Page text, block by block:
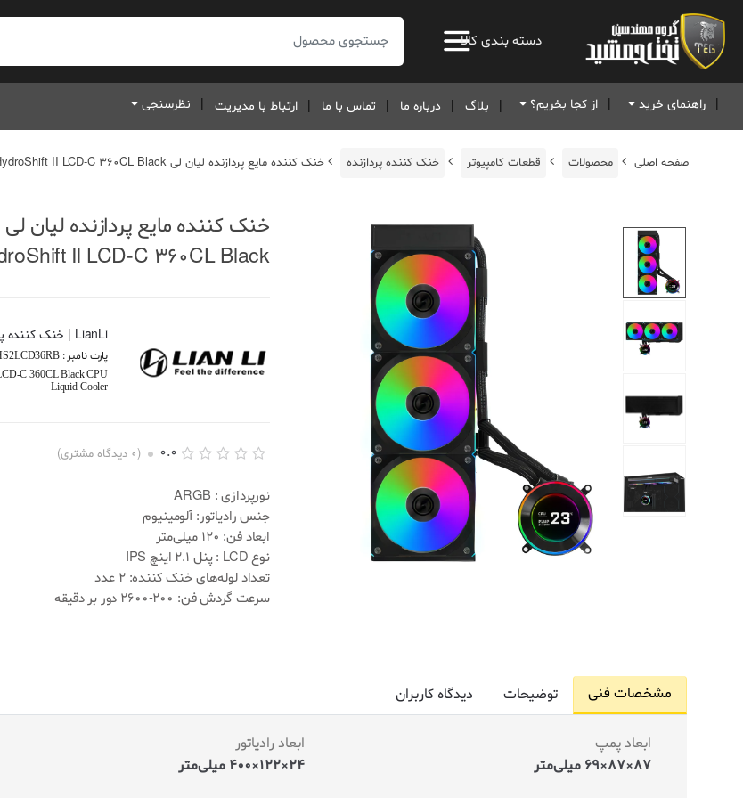
دسته بندی کالا
جستجو:
راهنمای خرید از کجا بخریم؟ بلاگ درباره ما تماس با ما ارتباط با مدیریت نظرسنجی
صفحه اصلی محصولات قطعات کامپیوتر خنک کننده پردازنده خنک کننده مایع پردازنده لیان لی HydroShift II LCD-C 360CL Black
خنک کننده مایع پردازنده لیان لی
II LCD-C 360CL Black
LianLi | خنک کننده پردازنده
پارت نامبر :
C 360CL Black CPU
Liquid Cooler
م
ت
ی
ا
ز
د
ه
0
ر
س
ا
س
0.0
(
0 دیدگاه مشتری)
نورپردازی : ARGB
جنس رادیاتور: آلومینیوم
ابعاد فن: 120 میلی‌متر
نوع LCD : پنل
2.1 اینچ
تعداد لوله‌های خنک کننده: 2 عدد
سرعت گردش فن: 200-2600 دور بر دقیقه
مشخصات فنی توضیحات دیدگاه کاربران
ابعاد پمپ
87×87×69 میلی‌متر
ابعاد رادیاتور
24×122×400 میلی‌متر